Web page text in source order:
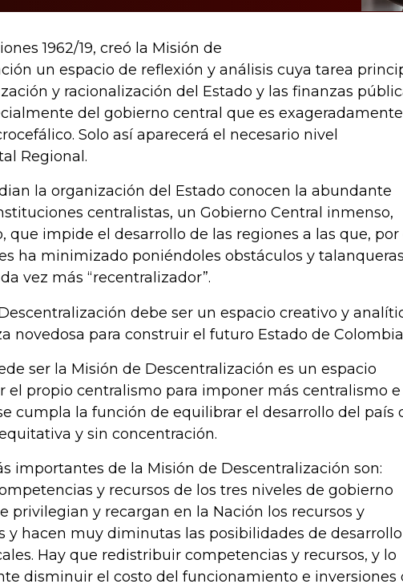
1962/19, creó la Misión de
un espacio de reflexión y análisis cuya tarea
y racionalización del Estado y las finanzas
del gobierno central que es exageradamente
Solo así aparecerá el necesario nivel
Regional.
la organización del Estado conocen la abundante
centralistas, un Gobierno Central inmenso,
que impide el desarrollo de las regiones a las que, por
ha minimizado poniéndoles obstáculos y
vez más “recentralizador”.
debe ser un espacio creativo y
novedosa para construir el futuro Estado de
ser la Misión de Descentralización es un espacio
el propio centralismo para imponer más centralismo e
cumpla la función de equilibrar el desarrollo del país
y sin concentración.
importantes de la Misión de Descentralización son:
y recursos de los tres niveles de gobierno
privilegian y recargan en la Nación los recursos y
y hacen muy diminutas las posibilidades de
Hay que redistribuir competencias y recursos, y lo
disminuir el costo del funcionamiento e inversiones